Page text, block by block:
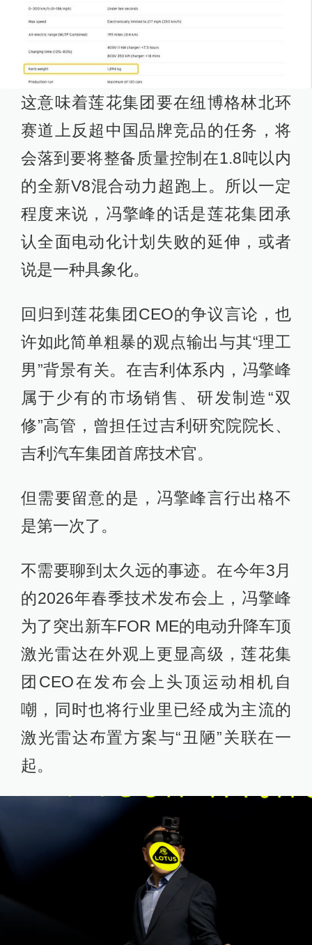
这意味着莲花集团要在纽博格林北环
赛道上反超中国品牌竞品的任务，将
会落到要将整备质量控制在1.8吨以内
的全新V8混合动力超跑上。所以一定
程度来说，冯擎峰的话是莲花集团承
认全面电动化计划失败的延伸，或者
说是一种具象化。
回归到莲花集团CEO的争议言论，也
许如此简单粗暴的观点输出与其“理工
男”背景有关。在吉利体系内，冯擎峰
属于少有的市场销售、研发制造“双
修”高管，曾担任过吉利研究院院长、
吉利汽车集团首席技术官。
但需要留意的是，冯擎峰言行出格不
是第一次了。
不需要聊到太久远的事迹。在今年3月
的2026年春季技术发布会上，冯擎峰
为了突出新车FOR ME的电动升降车顶
激光雷达在外观上更显高级，莲花集
团CEO在发布会上头顶运动相机自
嘲，同时也将行业里已经成为主流的
激光雷达布置方案与“丑陋”关联在一
起。